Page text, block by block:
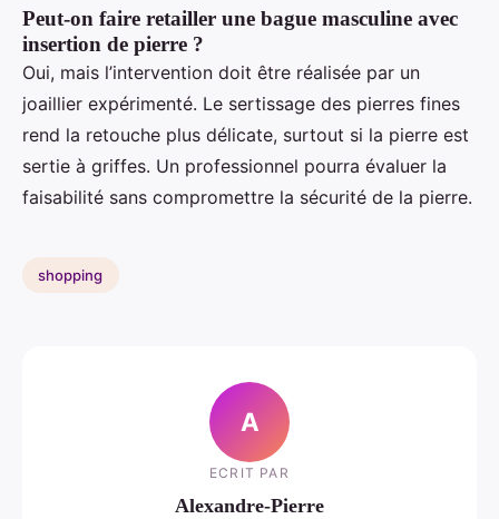
Peut-on faire retailler une bague masculine avec
insertion de pierre ?
Oui, mais l’intervention doit être réalisée par un
joaillier expérimenté. Le sertissage des pierres fines
rend la retouche plus délicate, surtout si la pierre est
sertie à griffes. Un professionnel pourra évaluer la
faisabilité sans compromettre la sécurité de la pierre.
shopping
A
ECRIT PAR
Alexandre-Pierre